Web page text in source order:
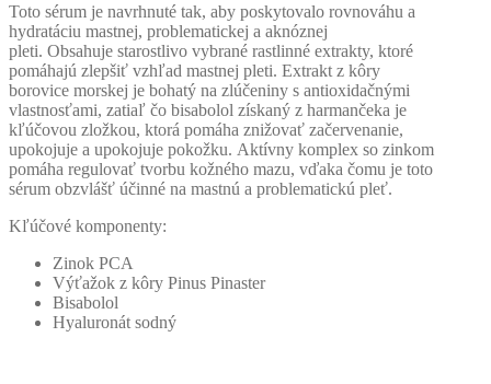
was:
17.50 €.
is:
12.25 €.
Toto sérum je navrhnuté tak, aby poskytovalo rovnováhu a
hydratáciu mastnej, problematickej a aknóznej
pleti. Obsahuje starostlivo vybrané rastlinné extrakty, ktoré
pomáhajú zlepšiť vzhľad mastnej pleti. Extrakt z kôry
borovice morskej je bohatý na zlúčeniny s antioxidačnými
vlastnosťami, zatiaľ čo bisabolol získaný z harmančeka je
kľúčovou zložkou, ktorá pomáha znižovať začervenanie,
upokojuje a upokojuje pokožku. Aktívny komplex so zinkom
pomáha regulovať tvorbu kožného mazu, vďaka čomu je toto
sérum obzvlášť účinné na mastnú a problematickú pleť.
Kľúčové komponenty:
Zinok PCA
Výťažok z kôry Pinus Pinaster
Bisabolol
Hyaluronát sodný